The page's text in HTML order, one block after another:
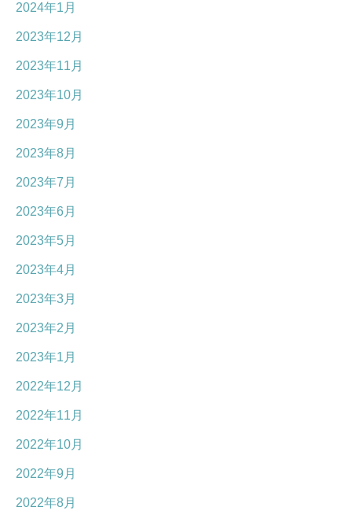
2024年1月
2023年12月
2023年11月
2023年10月
2023年9月
2023年8月
2023年7月
2023年6月
2023年5月
2023年4月
2023年3月
2023年2月
2023年1月
2022年12月
2022年11月
2022年10月
2022年9月
2022年8月